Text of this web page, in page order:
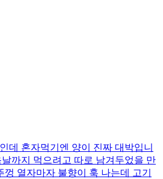
데 혼자먹기엔 양이 진짜 대박입니
까지 먹으려고 따로 남겨두었을 만
열자마자 불향이 훅 나는데 고기